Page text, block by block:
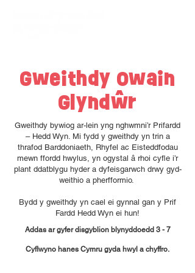
Gweithdy Owain
Glyndŵr
Gweithdy bywiog ar-lein yng nghwmni’r Prifardd
– Hedd Wyn. Mi fydd y gweithdy yn trin a
thrafod Barddoniaeth, Rhyfel ac Eisteddfodau
mewn ffordd hwylus, yn ogystal â rhoi cyfle i’r
plant ddatblygu hyder a dyfeisgarwch drwy gyd-
weithio a pherfformio.
Bydd y gweithdy yn cael ei gynnal gan y Prif
Fardd Hedd Wyn ei hun!
Addas ar gyfer disgyblion blynyddoedd 3 - 7
Cyflwyno hanes Cymru gyda hwyl a chyffro.